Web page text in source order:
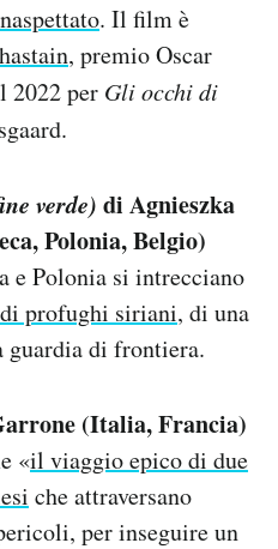
. Il film è
, premio Oscar
2022 per Gli occhi di
verde) di Agnieszka
Polonia, Belgio)
e Polonia si intrecciano
profughi siriani, di una
guardia di frontiera.
(Italia, Francia)
«il viaggio epico di due
che attraversano
per inseguire un